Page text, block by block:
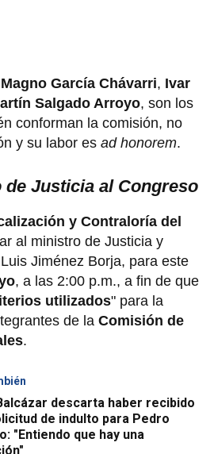
Magno García Chávarri, Ivar
Salgado Arroyo, son los
conforman la comisión, no
y su labor es ad honorem.
Justicia al Congreso
y Contraloría del
al ministro de Justicia y
Jiménez Borja, para este
, a las 2:00 p.m., a fin de que
utilizados" para la
de la Comisión de
.
descarta haber recibido
de indulto para Pedro
"Entiendo que hay una